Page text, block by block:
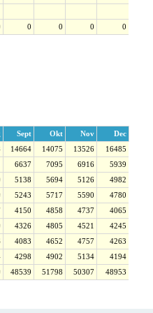
0 0 0
0
Sept Okt Nov
Dec
14664 14075 13526
16485
6637 7095 6916
5939
5138 5694 5126
4982
5243 5717 5590
4780
4150 4858 4737
4065
4326 4805 4521
4245
4083 4652 4757
4263
4298 4902 5134
4194
48539 51798 50307
48953